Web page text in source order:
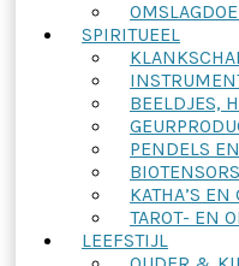
SPIRITUEEL
BEELDJES,
PENDELS
BIOTENSORS
KATHA’S EN
TAROT- EN
LEEFSTIJL